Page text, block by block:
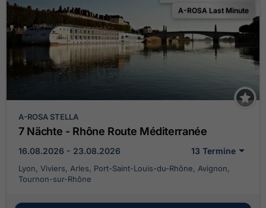
A-ROSA Last Minute
A-ROSA STELLA
7 Nächte - Rhône Route Méditerranée
16.08.2026 - 23.08.2026 13 Termine
Lyon, Viviers, Arles, Port-Saint-Louis-du-Rhône, Avignon,
Tournon-sur-Rhône